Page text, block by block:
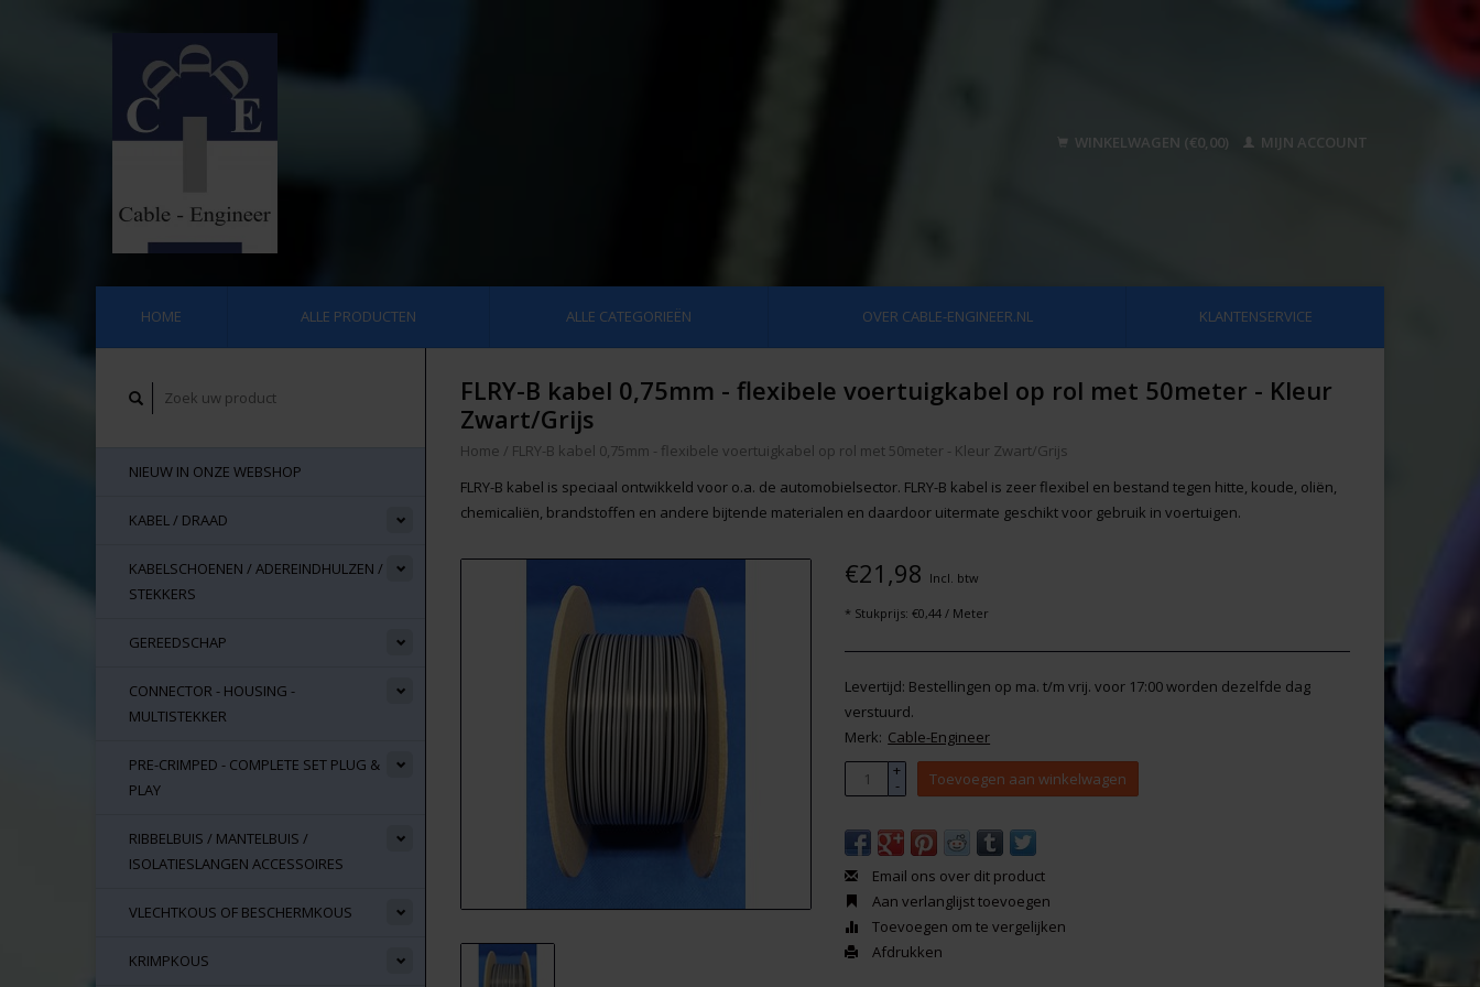
WINKELWAGEN (€0,00) MIJN ACCOUNT
HOME ALLE PRODUCTEN ALLE CATEGORIEËN OVER CABLE-ENGINEER.NL KLANTENSERVICE
NIEUW IN ONZE WEBSHOP
KABEL / DRAAD
KABELSCHOENEN / ADEREINDHULZEN /
STEKKERS
GEREEDSCHAP
CONNECTOR - HOUSING -
MULTISTEKKER
PRE-CRIMPED - COMPLETE SET PLUG &
PLAY
RIBBELBUIS / MANTELBUIS /
ISOLATIESLANGEN ACCESSOIRES
VLECHTKOUS OF BESCHERMKOUS
KRIMPKOUS
FLRY-B kabel 0,75mm - flexibele voertuigkabel op rol met 50meter - Kleur
Zwart/Grijs
Home / FLRY-B kabel 0,75mm - flexibele voertuigkabel op rol met 50meter - Kleur Zwart/Grijs
FLRY-B kabel is speciaal ontwikkeld voor o.a. de automobielsector. FLRY-B kabel is zeer flexibel en bestand tegen hitte, koude, oliën,
chemicaliën, brandstoffen en andere bijtende materialen en daardoor uitermate geschikt voor gebruik in voertuigen.
€21,98 Incl. btw
* Stukprijs: €0,44 / Meter
Levertijd: Bestellingen op ma. t/m vrij. voor 17:00 worden dezelfde dag
verstuurd.
Merk: Cable-Engineer
+
- Toevoegen aan winkelwagen
Email ons over dit product
Aan verlanglijst toevoegen
Toevoegen om te vergelijken
Afdrukken